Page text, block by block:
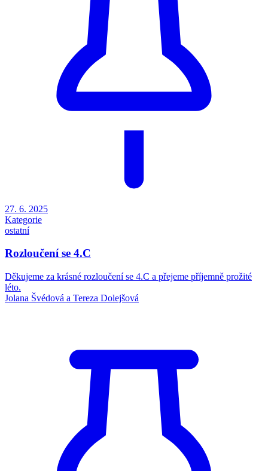
27. 6. 2025
Kategorie
ostatní
Rozloučení se 4.C
Děkujeme za krásné rozloučení se 4.C a přejeme příjemně prožité
léto.
Jolana Švédová a Tereza Dolejšová